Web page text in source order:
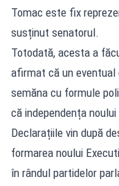
Tomac este fix
susținut senatorul.
Totodată, acesta a
afirmat că un eventual
semăna cu formule
că independența
Declarațiile vin după
formarea noului
în rândul partidelor